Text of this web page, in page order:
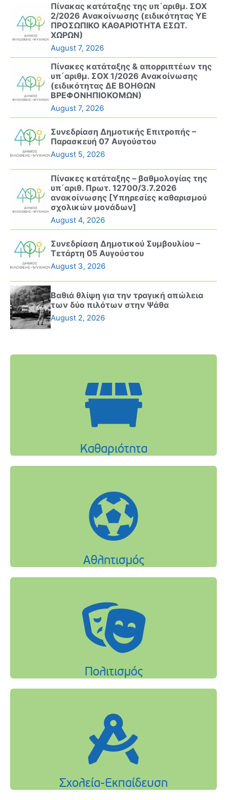
Πίνακας κατάταξης της υπ΄αριθμ. ΣΟΧ
2/2026 Ανακοίνωσης (ειδικότητας ΥΕ
ΠΡΟΣΩΠΙΚΟ ΚΑΘΑΡΙΟΤΗΤΑ ΕΣΩΤ.
ΧΩΡΩΝ)
August 7, 2026
Πίνακες κατάταξης & απορριπτέων της
υπ΄αριθμ. ΣΟΧ 1/2026 Ανακοίνωσης
(ειδικότητας ΔΕ ΒΟΗΘΩΝ
ΒΡΕΦΟΝΗΠΙΟΚΟΜΩΝ)
August 7, 2026
Συνεδρίαση Δημοτικής Επιτροπής –
Παρασκευή 07 Αυγούστου
August 5, 2026
Πίνακες κατάταξης – βαθμολογίας της
υπ΄αριθ. Πρωτ. 12700/3.7.2026
ανακοίνωσης [Υπηρεσίες καθαρισμού
σχολικών μονάδων]
August 4, 2026
Συνεδρίαση Δημοτικού Συμβουλίου –
Τετάρτη 05 Αυγούστου
August 3, 2026
Βαθιά θλίψη για την τραγική απώλεια
των δύο πιλότων στην Ψάθα
August 2, 2026